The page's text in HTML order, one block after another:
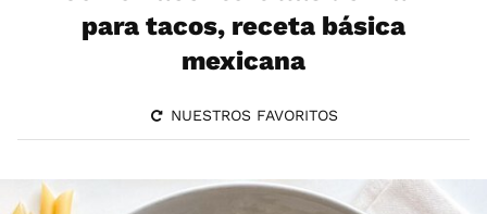
para tacos, receta básica
mexicana
NUESTROS FAVORITOS